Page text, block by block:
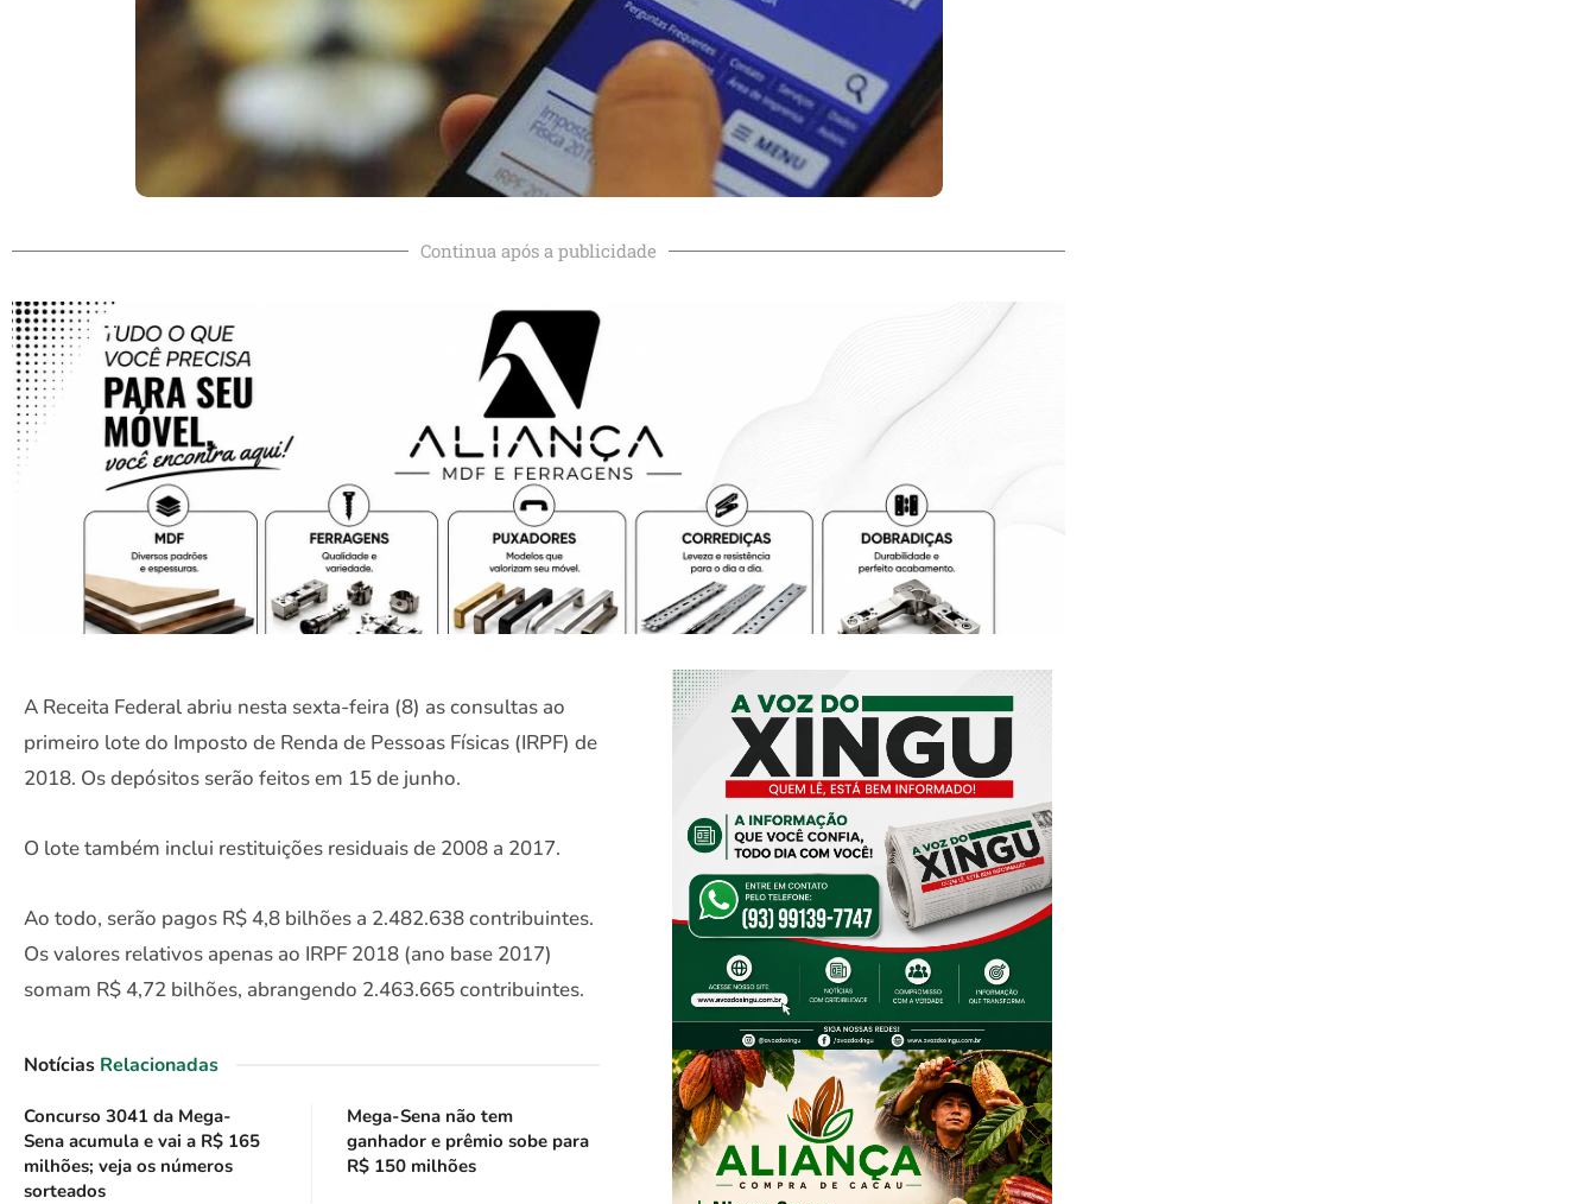
Continua após a publicidade
A Receita Federal abriu nesta sexta-feira (8) as consultas ao
primeiro lote do Imposto de Renda de Pessoas Físicas (IRPF) de
2018. Os depósitos serão feitos em 15 de junho.
O lote também inclui restituições residuais de 2008 a 2017.
Ao todo, serão pagos R$ 4,8 bilhões a 2.482.638 contribuintes.
Os valores relativos apenas ao IRPF 2018 (ano base 2017)
somam R$ 4,72 bilhões, abrangendo 2.463.665 contribuintes.
Notícias Relacionadas
Concurso 3041 da Mega-
Sena acumula e vai a R$ 165
milhões; veja os números
sorteados
Mega-Sena não tem
ganhador e prêmio sobe para
R$ 150 milhões